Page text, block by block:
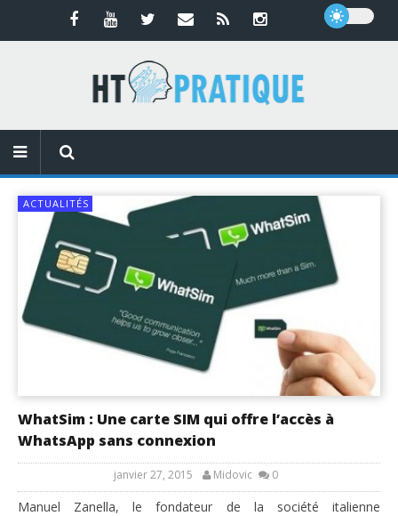
ACTUALITÉS
WhatSim : Une carte SIM qui offre l’accès à
WhatsApp sans connexion
janvier 27, 2015 Midovic 0
Manuel Zanella, le fondateur de la société italienne